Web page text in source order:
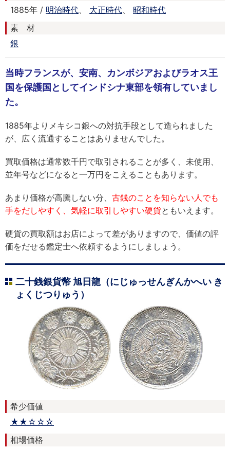
1885年 / 明治時代 大正時代
昭和時代
素 材
銀
当時フランスが、安南、カンボジアおよびラオス王
国を保護国としてインドシナ東部を領有していまし
た。
1885年よりメキシコ銀への対抗手段として造られました
が、広く流通することはありませんでした。
買取価格は通常数千円で取引されることが多く、未使用、
並年号などになると一万円をこえることもあります。
あまり価格が高騰しない分、 古銭のことを知らない人でも
手をだしやすく、気軽に取引しやすい硬貨ともいえます。
硬貨の買取額はお店によって差がありますので、価値の評
価をだせる鑑定士へ依頼するようにしましょう。
二十銭銀貨幣 旭日龍（にじゅっせんぎんかへい き
ょくじつりゅう）
希少価値
★★☆☆☆
相場価格